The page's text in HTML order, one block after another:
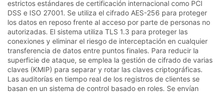
estrictos estándares de certificación internacional como PCI
DSS e ISO 27001. Se utiliza el cifrado AES-256 para proteger
los datos en reposo frente al acceso por parte de personas no
autorizadas. El sistema utiliza TLS 1.3 para proteger las
conexiones y eliminar el riesgo de interceptación en cualquier
transferencia de datos entre puntos finales. Para reducir la
superficie de ataque, se emplea la gestión de cifrado de varias
claves (KMIP) para separar y rotar las claves criptográficas.
Las auditorías en tiempo real de los registros de clientes se
basan en un sistema de control basado en roles. Se envían